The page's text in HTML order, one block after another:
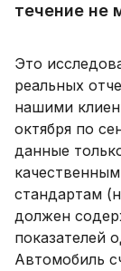
течение не
Это
реальных
нашими
октября по
данные
стандартам
должен
показателей
Автомобиль